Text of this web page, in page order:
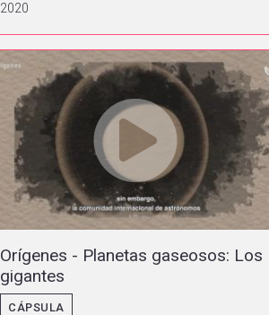
2020
Orígenes - Planetas gaseosos: Los
gigantes
CÁPSULA